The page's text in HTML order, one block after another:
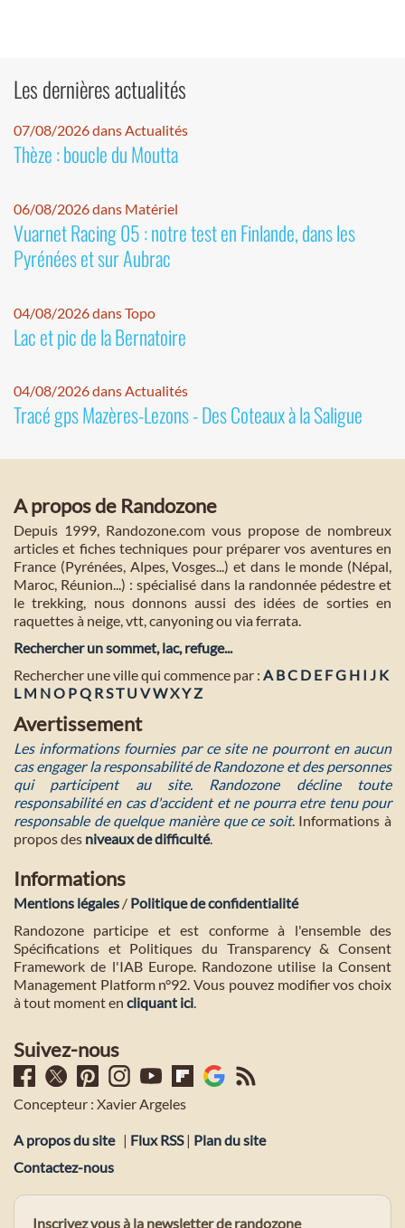
Les dernières actualités
07/08/2026 dans Actualités
Thèze : boucle du Moutta
06/08/2026 dans Matériel
Vuarnet Racing 05 : notre test en Finlande, dans les
Pyrénées et sur Aubrac
04/08/2026 dans Topo
Lac et pic de la Bernatoire
04/08/2026 dans Actualités
Tracé gps Mazères-Lezons - Des Coteaux à la Saligue
A propos de Randozone
Depuis 1999, Randozone.com vous propose de nombreux
articles et fiches techniques pour préparer vos aventures en
France (Pyrénées, Alpes, Vosges...) et dans le monde (Népal,
Maroc, Réunion...) : spécialisé dans la randonnée pédestre et
le trekking, nous donnons aussi des idées de sorties en
raquettes à neige, vtt, canyoning ou via ferrata.
Rechercher un sommet, lac, refuge...
Rechercher une ville qui commence par : A BC D E FG H I J K
L M NO PQ RST U VWXYZ
Avertissement
Les informations fournies par ce site ne pourront en aucun
cas engager la responsabilité de Randozone et des personnes
qui participent au site. Randozone décline toute
responsabilité en cas d'accident et ne pourra etre tenu pour
responsable de quelque manière que ce soit. Informations à
propos des niveaux de difficulté.
Informations
Mentions légales / Politique de confidentialité
Randozone participe et est conforme à l'ensemble des
Spécifications et Politiques du Transparency & Consent
Framework de l'IAB Europe. Randozone utilise la Consent
Management Platform n°92. Vous pouvez modifier vos choix
à tout moment en cliquant ici.
Suivez-nous
Concepteur : Xavier Argeles
A propos du site | Flux RSS| Plan du site
Contactez-nous
Inscrivez vous à la newsletter de randozone